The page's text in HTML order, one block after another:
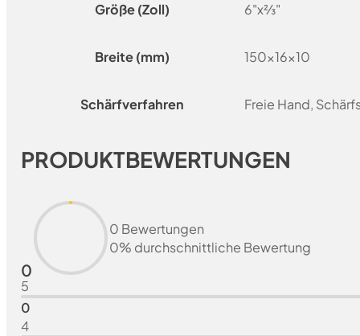
Größe (Zoll) 6"x⅔"
Breite (mm) 150x16x10
Schärfverfahren Freie Hand,
PRODUKTBEWERTUNGEN
0
0 Bewertungen
0% durchschnittliche Bewertung
5
0
4